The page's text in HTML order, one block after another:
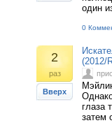
один
0
2
раз
Вверх
(2012/
глаза
затем